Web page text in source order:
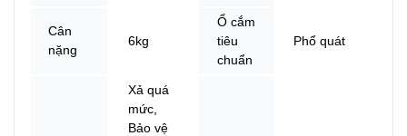
Cân
nặng
6kg
Ổ cắm
tiêu
chuẩn
Phổ quát
Xả quá
mức,
Bảo vệ